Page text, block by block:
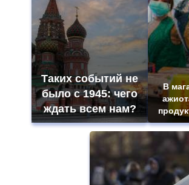
Таких событий не
было с 1945: чего
ждать всем нам?
В